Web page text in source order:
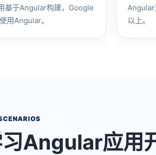
基于Angular构建，Google
用Angular。
Angular
以上。
Angular应用